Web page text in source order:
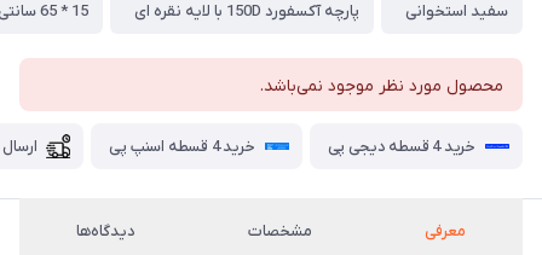
سفید استخوانی
پارچه آکسفورد 150D با لایه نقره ای
15 * 65 سانتی متر
محصول مورد نظر موجود نمی‌باشد.
خرید 4 قسطه دیجی پی خرید 4 قسطه اسنپ پی
معرفی مشخصات دیدگاه‌ها